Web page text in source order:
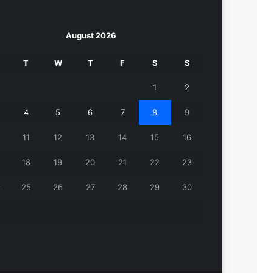
August 2026
T W T F S S
1 2
4 5 6 7 8 9
11 12 13 14 15 16
18 19 20 21 22 23
25 26 27 28 29 30